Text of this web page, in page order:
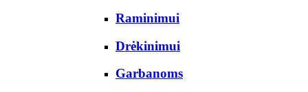
Raminimui
Drėkinimui
Garbanoms